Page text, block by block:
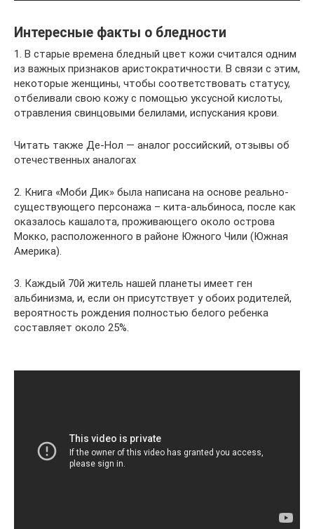
Интересные факты о бледности
1. В старые времена бледный цвет кожи считался одним
из важных признаков аристократичности. В связи с этим,
некоторые женщины, чтобы соответствовать статусу,
отбеливали свою кожу с помощью уксусной кислоты,
отравления свинцовыми белилами, испускания крови.
Читать также Де-Нол — аналог российский, отзывы об
отечественных аналогах
2. Книга «Моби Дик» была написана на основе реально-
существующего персонажа – кита-альбиноса, после как
оказалось кашалота, проживающего около острова
Мокко, расположенного в районе Южного Чили (Южная
Америка).
3. Каждый 70й житель нашей планеты имеет ген
альбинизма, и, если он присутствует у обоих родителей,
вероятность рождения полностью белого ребенка
составляет около 25%.